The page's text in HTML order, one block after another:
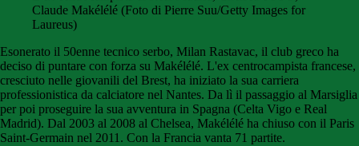
Claude Makélélé (Foto di Pierre Suu/Getty Images for
Laureus)
Esonerato il 50enne tecnico serbo, Milan Rastavac, il club greco ha
deciso di puntare con forza su Makélélé. L'ex centrocampista francese,
cresciuto nelle giovanili del Brest, ha iniziato la sua carriera
professionistica da calciatore nel Nantes. Da lì il passaggio al Marsiglia
per poi proseguire la sua avventura in Spagna (Celta Vigo e Real
Madrid). Dal 2003 al 2008 al Chelsea, Makélélé ha chiuso con il Paris
Saint-Germain nel 2011. Con la Francia vanta 71 partite.